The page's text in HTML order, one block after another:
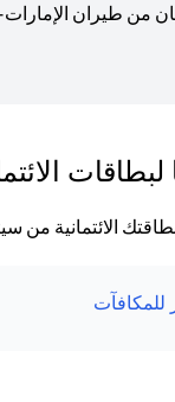
طيران
الائتمانية
للمكافآت